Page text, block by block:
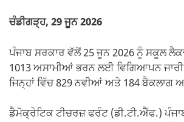
ਚੰਡੀਗੜ੍ਹ, 29 ਜੂਨ 2026
ਪੰਜਾਬ ਸਰਕਾਰ ਵੱਲੋਂ 25 ਜੂਨ 2026 ਨੂੰ ਸਕੂਲ
1013 ਅਸਾਮੀਆਂ ਭਰਨ ਲਈ ਵਿਗਿਆਪਨ
ਜਿਨ੍ਹਾਂ ਵਿੱਚ 829 ਨਵੀਆਂ ਅਤੇ 184 ਬੈਕਲਾਗ
ਡੈਮੋਕ੍ਰੇਟਿਕ ਟੀਚਰਜ਼ ਫਰੰਟ (ਡੀ.ਟੀ.ਐੱਫ.)